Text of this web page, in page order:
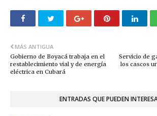
Servicio de
los cascos
MÁS ANTIGUA
Gobierno de Boyacá trabaja en el
restablecimiento vial y de energía
eléctrica en Cubará
ENTRADAS QUE PUEDEN